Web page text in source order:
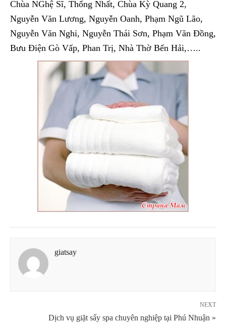
Chùa NGhệ Sĩ, Thống Nhất, Chùa Kỳ Quang 2,
Nguyễn Văn Lương, Nguyễn Oanh, Phạm Ngũ Lão,
Nguyễn Văn Nghi, Nguyễn Thái Sơn, Phạm Văn Đồng,
Bưu Điện Gò Vấp, Phan Trị, Nhà Thờ Bến Hải,…..
giatsay
NEXT
Dịch vụ giặt sấy spa chuyên nghiệp tại Phú Nhuận »